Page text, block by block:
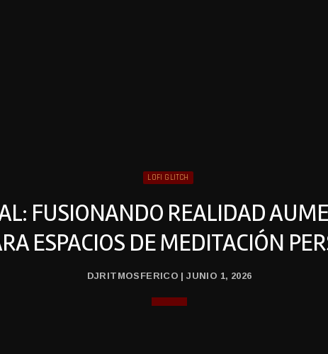
LOFI GLITCH
FUSIONANDO REALIDAD
ESPACIOS DE MEDITACIÓN
DJRITMOSFERICO | JUNIO 1, 2026